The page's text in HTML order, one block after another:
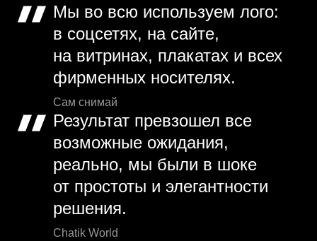
Мы во всю используем лого:
в соцсетях, на сайте,
на витринах, плакатах и всех
фирменных носителях.
Сам снимай
Результат превзошел все
возможные ожидания,
реально, мы были в шоке
от простоты и элегантности
решения.
Chatik World